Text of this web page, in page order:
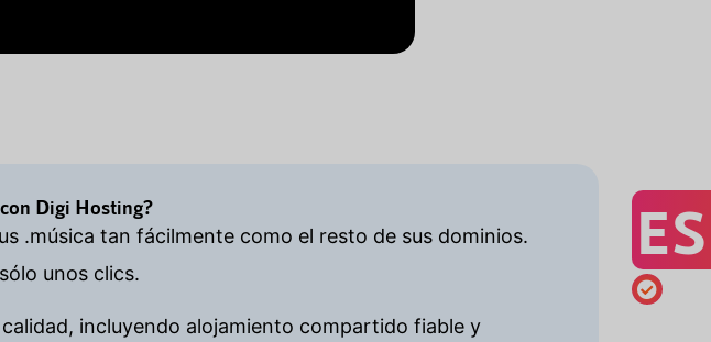
Digi Hosting?
.música tan fácilmente como el resto de sus dominios.
unos clics.
incluyendo alojamiento compartido fiable y